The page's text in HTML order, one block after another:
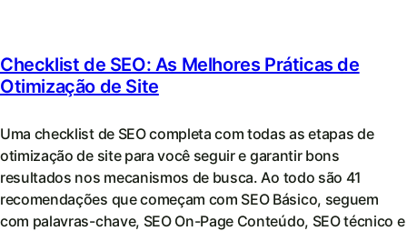
Checklist de SEO: As Melhores Práticas de
Otimização de Site
Uma checklist de SEO completa com todas as etapas de
otimização de site para você seguir e garantir bons
resultados nos mecanismos de busca. Ao todo são 41
recomendações que começam com SEO Básico, seguem
com palavras-chave, SEO On-Page Conteúdo, SEO técnico e